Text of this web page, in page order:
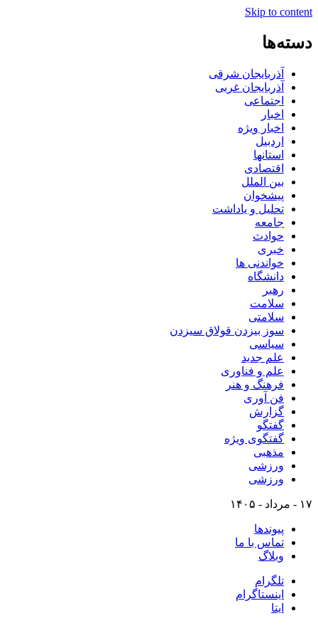
Skip to content
دسته‌ها
آذربایجان شرقی
آذربایجان غربی
اجتماعی
اخبار
اخبار ویژه
اردبیل
استانها
اقتصادی
بین الملل
پیشخوان
تحلیل و یاداشت
جامعه
حوادث
خبری
خواندنی ها
دانشگاه
رهبر
سلامت
سلامتی
سوز بیزدن قولاق سیزدن
سیاسی
علم جدید
علم و فناوری
فرهنگ و هنر
فن آوری
گزارش
گفتگو
گفتگوی ویژه
مذهبی
ورزشی
ورزشی
۱۷ - مرداد - ۱۴۰۵
پیوندها
تماس با ما
وبلاگ
تلگرام
اینستاگرام
ایتا